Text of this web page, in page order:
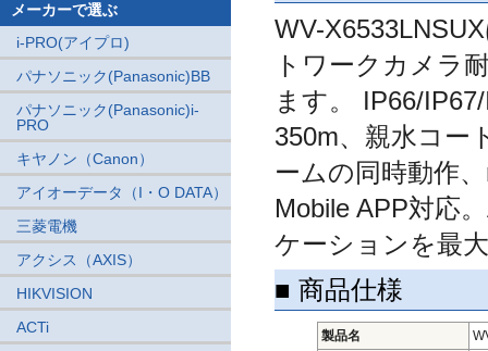
メーカーで選ぶ
i-PRO(アイプロ)
パナソニック(Panasonic)BB
パナソニック(Panasonic)i-
PRO
キヤノン（Canon）
アイオーデータ（I・O DATA）
三菱電機
アクシス（AXIS）
HIKVISION
ACTi
WV-
トワークカメラ
ます。 IP66/
350m、親水コー
ームの同時動作
Mobile APP対応
ケーションを最
■ 商品仕様
製品名